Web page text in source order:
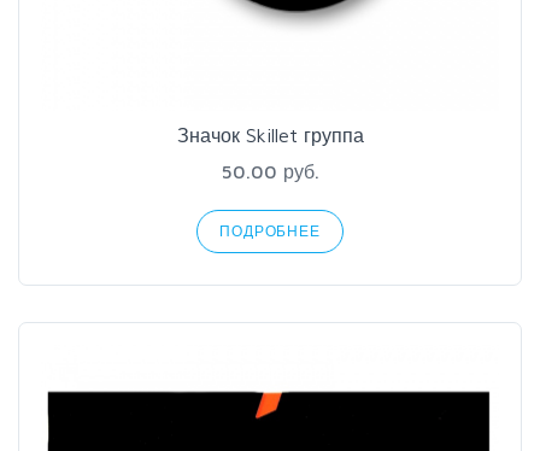
Значок Skillet группа
50.00 руб.
ПОДРОБНЕЕ